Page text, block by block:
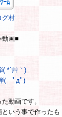
グ村
動画■
( *´艸｀)
( ﾟдﾟ)
動画です。
いう事で作ったも